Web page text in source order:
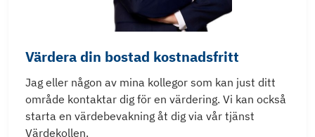
Värdera din bostad kostnadsfritt
Jag eller någon av mina kollegor som kan just ditt
område kontaktar dig för en värdering. Vi kan också
starta en värdebevakning åt dig via vår tjänst
Värdekollen.